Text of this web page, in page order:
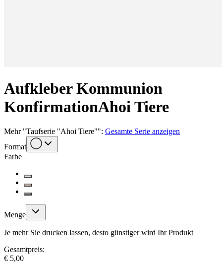
Aufkleber Kommunion
KonfirmationAhoi Tiere
Mehr"Taufserie "Ahoi Tiere"": Gesamte Serie anzeigen
Format
Farbe
Menge
Je mehr Sie drucken lassen, desto günstiger wird Ihr Produkt
Gesamtpreis:
€ 5,00